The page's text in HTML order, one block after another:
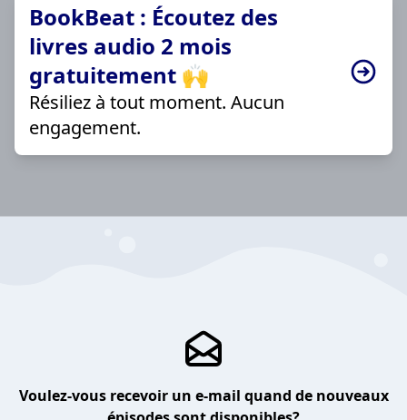
BookBeat : Écoutez des
livres audio 2 mois
gratuitement 🙌
Résiliez à tout moment. Aucun
engagement.
Voulez-vous recevoir un e-mail quand de nouveaux